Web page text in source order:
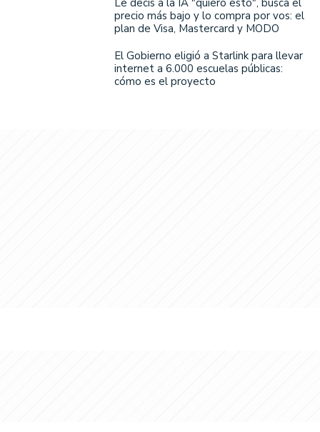
Le decís a la IA "quiero esto", busca el
precio más bajo y lo compra por vos: el
plan de Visa, Mastercard y MODO
El Gobierno eligió a Starlink para llevar
internet a 6.000 escuelas públicas:
cómo es el proyecto